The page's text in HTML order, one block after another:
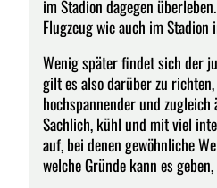
im Stadion dagegen
Flugzeug wie auch im
Wenig später findet sich der
gilt es also darüber zu
hochspannender und
Sachlich, kühl und mit viel
auf, bei denen gewöhnliche
welche Gründe kann es